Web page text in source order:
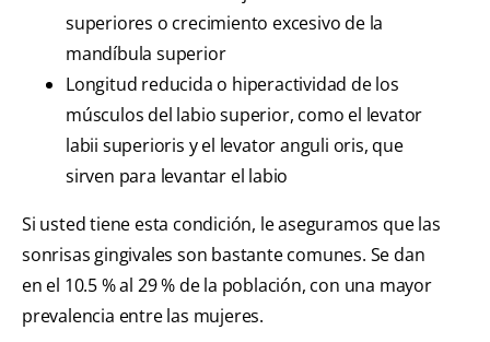
superiores o crecimiento excesivo de la
mandíbula superior
Longitud reducida o hiperactividad de los
músculos del labio superior, como el levator
labii superioris y el levator anguli oris, que
sirven para levantar el labio
Si usted tiene esta condición, le aseguramos que las
sonrisas gingivales son bastante comunes. Se dan
en el 10.5 % al 29 % de la población, con una mayor
prevalencia entre las mujeres.